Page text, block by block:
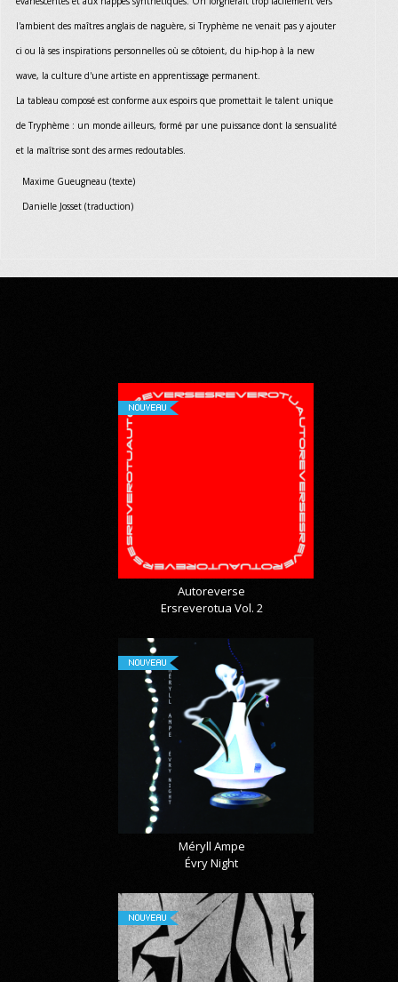
l'ambient des maîtres anglais de naguère, si Tryphème ne venait pas y ajouter
ci ou là ses inspirations personnelles où se côtoient, du hip-hop à la new
wave, la culture d'une artiste en apprentissage permanent.
La tableau composé est conforme aux espoirs que promettait le talent unique
de Tryphème : un monde ailleurs, formé par une puissance dont la sensualité
et la maîtrise sont des armes redoutables.
Maxime Gueugneau (texte)
Danielle Josset (traduction)
NOUVEAU
Autoreverse
Ersreverotua Vol. 2
NOUVEAU
Méryll Ampe
Évry Night
NOUVEAU